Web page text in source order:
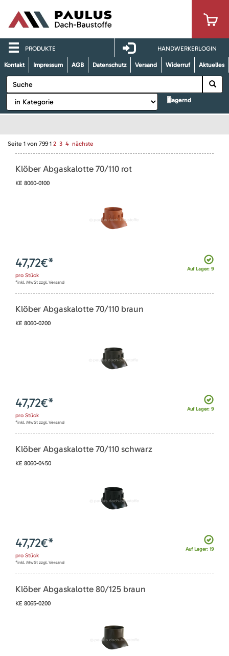
PRODUKTE HANDWERKERLOGIN
Kontakt Impressum AGB Datenschutz Versand Widerruf Aktuelles
lagernd
Seite 1 von 799 1 2 3 4 nächste
Klöber Abgaskalotte 70/110 rot
KE 8060-0100
Auf Lager: 9
47,72€*
pro Stück
*inkl. MwSt zzgl. Versand
Klöber Abgaskalotte 70/110 braun
KE 8060-0200
Auf Lager: 9
47,72€*
pro Stück
*inkl. MwSt zzgl. Versand
Klöber Abgaskalotte 70/110 schwarz
KE 8060-0450
Auf Lager: 19
47,72€*
pro Stück
*inkl. MwSt zzgl. Versand
Klöber Abgaskalotte 80/125 braun
KE 8065-0200